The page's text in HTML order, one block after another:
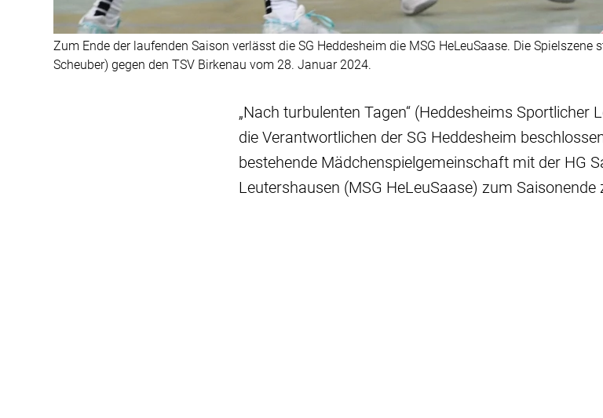
Zum Ende der laufenden Saison verlässt die SG Heddesheim die MSG HeLeuSaase. Die
Scheuber) gegen den TSV Birkenau vom 28. Januar 2024.
„Nach turbulenten Tagen“ (Heddesheims Sportlicher
die Verantwortlichen der SG Heddesheim
bestehende Mädchenspielgemeinschaft mit der HG
Leutershausen (MSG HeLeuSaase) zum Saisonende